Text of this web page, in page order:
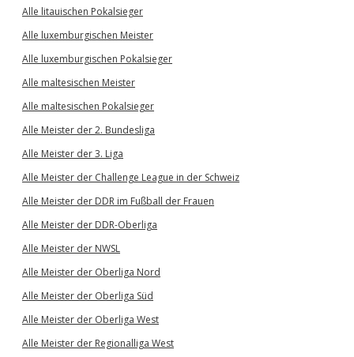
Alle litauischen Pokalsieger
Alle luxemburgischen Meister
Alle luxemburgischen Pokalsieger
Alle maltesischen Meister
Alle maltesischen Pokalsieger
Alle Meister der 2. Bundesliga
Alle Meister der 3. Liga
Alle Meister der Challenge League in der Schweiz
Alle Meister der DDR im Fußball der Frauen
Alle Meister der DDR-Oberliga
Alle Meister der NWSL
Alle Meister der Oberliga Nord
Alle Meister der Oberliga Süd
Alle Meister der Oberliga West
Alle Meister der Regionalliga West